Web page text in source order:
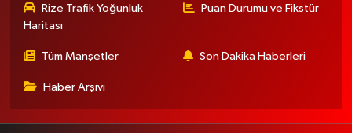
Rize Trafik Yoğunluk
Haritası
Puan Durumu ve Fikstür
Tüm Manşetler Son Dakika Haberleri
Haber Arşivi